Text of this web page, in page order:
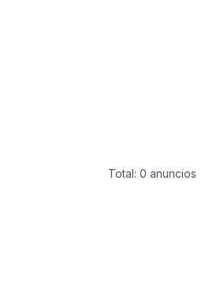
Total: 0 anuncios